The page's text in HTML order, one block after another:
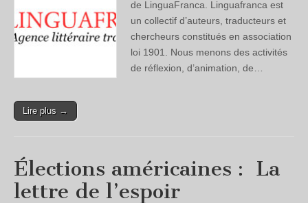
de LinguaFranca. Linguafranca est
un collectif d’auteurs, traducteurs et
chercheurs constitués en association
loi 1901. Nous menons des activités
de réflexion, d’animation, de…
Lire plus →
Élections américaines : La
lettre de l’espoir